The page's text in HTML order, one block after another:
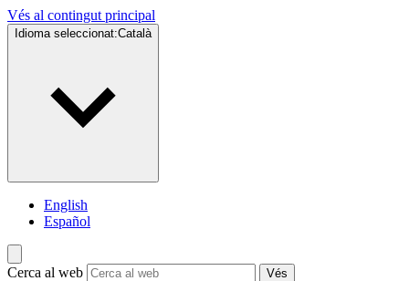
Vés al contingut principal
Idioma seleccionat:Català
English
Español
Cerca al web Vés